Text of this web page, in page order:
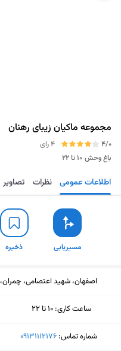
مجموعه ماکیان زیبای رهنان
4/0
4 رای
باغ وحش ۱۰ تا ۲۲
مسیریابی ذخیره اطلاعات عمومی نظرات تصاویر
مسیریابی ذخیره
اصفهان، شهید اعتصامی،
ساعت کاری: ۱۰ تا ۲۲
دوشنبه (امروز)
شماره تماس: ‎09131112176